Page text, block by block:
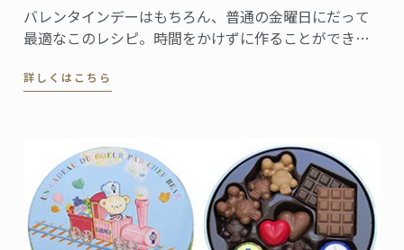
バレンタインデーはもちろん、普通の金曜日にだって
最適なこのレシピ。時間をかけずに作ることができる
と言いますが、ル・コルドン・ブルーのシェフは胃袋
詳しくはこちら